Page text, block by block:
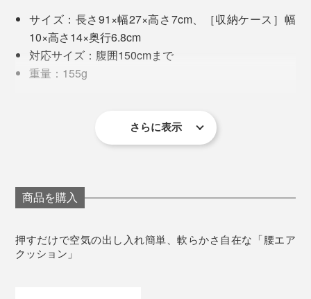
直接口を付けなくてもいいから衛生的。家族やパートナ
ーとも気兼ねなく共用できるのも嬉しいポイントです。
オフィスや会議室、ダイニングのイスを即席で快適にで
きちゃいます。
丸洗いのお手入れはできませんが、汚れたらかたく絞っ
た濡れタオルなどで表面を拭き取ってください。
これを装着していると、姿勢がシャキッとして集中スイ
ッチが入る感覚になるのです。
した肘置きにもなり、スマホ閲覧する時も快適。
で完結するところがとてもいい！
サイズ：長さ91×幅27×高さ7cm、［収納ケース］幅
10×高さ14×奥行6.8cm
対応サイズ：腹囲150cmまで
重量：155g
※本品は医療機器ではなく、病気の診断、治療、予防を目的とするものでは
※先の鋭利なもの、火気や熱を発するものとの接触を避けてください。
さらに表示
商品を購入
押すだけで空気の出し入れ簡単、軟らかさ自在な「腰エア
クッション」